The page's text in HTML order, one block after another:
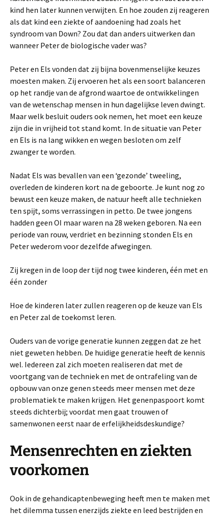
kind hen later kunnen verwijten. En hoe zouden zij reageren
als dat kind een ziekte of aandoening had zoals het
syndroom van Down? Zou dat dan anders uitwerken dan
wanneer Peter de biologische vader was?
Peter en Els vonden dat zij bijna bovenmenselijke keuzes
moesten maken. Zij ervoeren het als een soort balanceren
op het randje van de afgrond waartoe de ontwikkelingen
van de wetenschap mensen in hun dagelijkse leven dwingt.
Maar welk besluit ouders ook nemen, het moet een keuze
zijn die in vrijheid tot stand komt. In de situatie van Peter
en Els is na lang wikken en wegen besloten om zelf
zwanger te worden.
Nadat Els was bevallen van een ‘gezonde’ tweeling,
overleden de kinderen kort na de geboorte. Je kunt nog zo
bewust een keuze maken, de natuur heeft alle technieken
ten spijt, soms verrassingen in petto. De twee jongens
hadden geen OI maar waren na 28 weken geboren. Na een
periode van rouw, verdriet en bezinning stonden Els en
Peter wederom voor dezelfde afwegingen.
Zij kregen in de loop der tijd nog twee kinderen, één met en
één zonder
Hoe de kinderen later zullen reageren op de keuze van Els
en Peter zal de toekomst leren.
Ouders van de vorige generatie kunnen zeggen dat ze het
niet geweten hebben. De huidige generatie heeft de kennis
wel. Iedereen zal zich moeten realiseren dat met de
voortgang van de techniek en met de ontrafeling van de
opbouw van onze genen steeds meer mensen met deze
problematiek te maken krijgen. Het genenpaspoort komt
steeds dichterbij; voordat men gaat trouwen of
samenwonen eerst naar de erfelijkheidsdeskundige?
Mensenrechten en ziekten
voorkomen
Ook in de gehandicaptenbeweging heeft men te maken met
het dilemma tussen enerzijds ziekte en leed bestrijden en